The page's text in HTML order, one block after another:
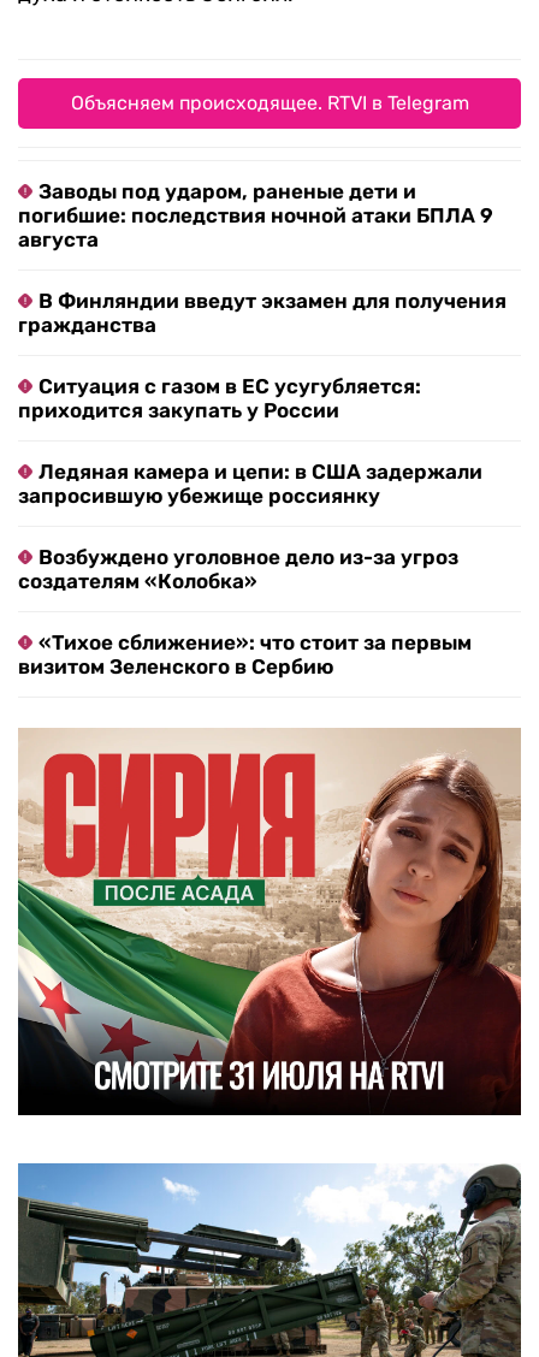
Объясняем происходящее. RTVI в Telegram
Заводы под ударом, раненые дети и
погибшие: последствия ночной атаки БПЛА 9
августа
В Финляндии введут экзамен для получения
гражданства
Ситуация с газом в ЕС усугубляется:
приходится закупать у России
Ледяная камера и цепи: в США задержали
запросившую убежище россиянку
Возбуждено уголовное дело из-за угроз
создателям «Колобка»
«Тихое сближение»: что стоит за первым
визитом Зеленского в Сербию